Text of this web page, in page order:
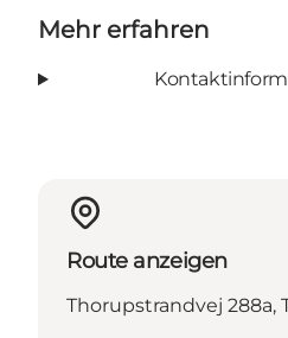
Mehr erfahren
Route anzeigen
Thorupstrandvej 288a,